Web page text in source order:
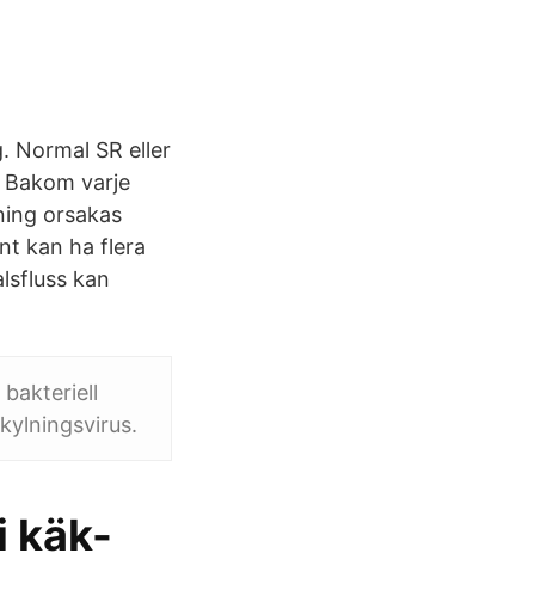
Normal SR eller
varje
orsakas
kan ha flera
kan
käk-